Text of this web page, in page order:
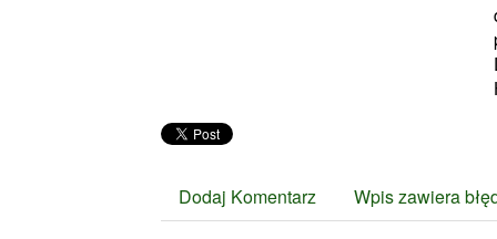
Dodaj Komentarz Wpis zawiera